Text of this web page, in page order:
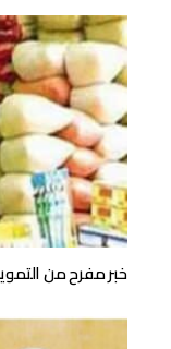
خبر مفرح من